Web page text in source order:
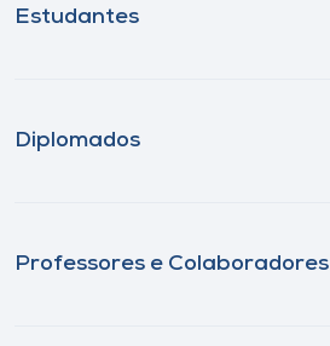
Estudantes
Diplomados
Professores e Colaboradores